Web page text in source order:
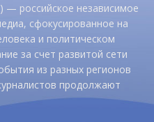
— российское независимое
сфокусированное на
и политическом
за счет развитой сети
из разных регионов
продолжают